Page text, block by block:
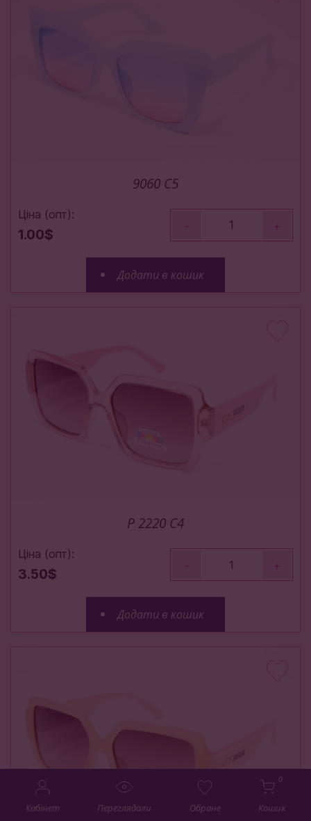
9060 С5
Ціна (опт):
1.00$
- +
Додати в кошик
P 2220 С4
Ціна (опт):
3.50$
- +
Додати в кошик
Кабінет Переглядали Обране
0
Кошик